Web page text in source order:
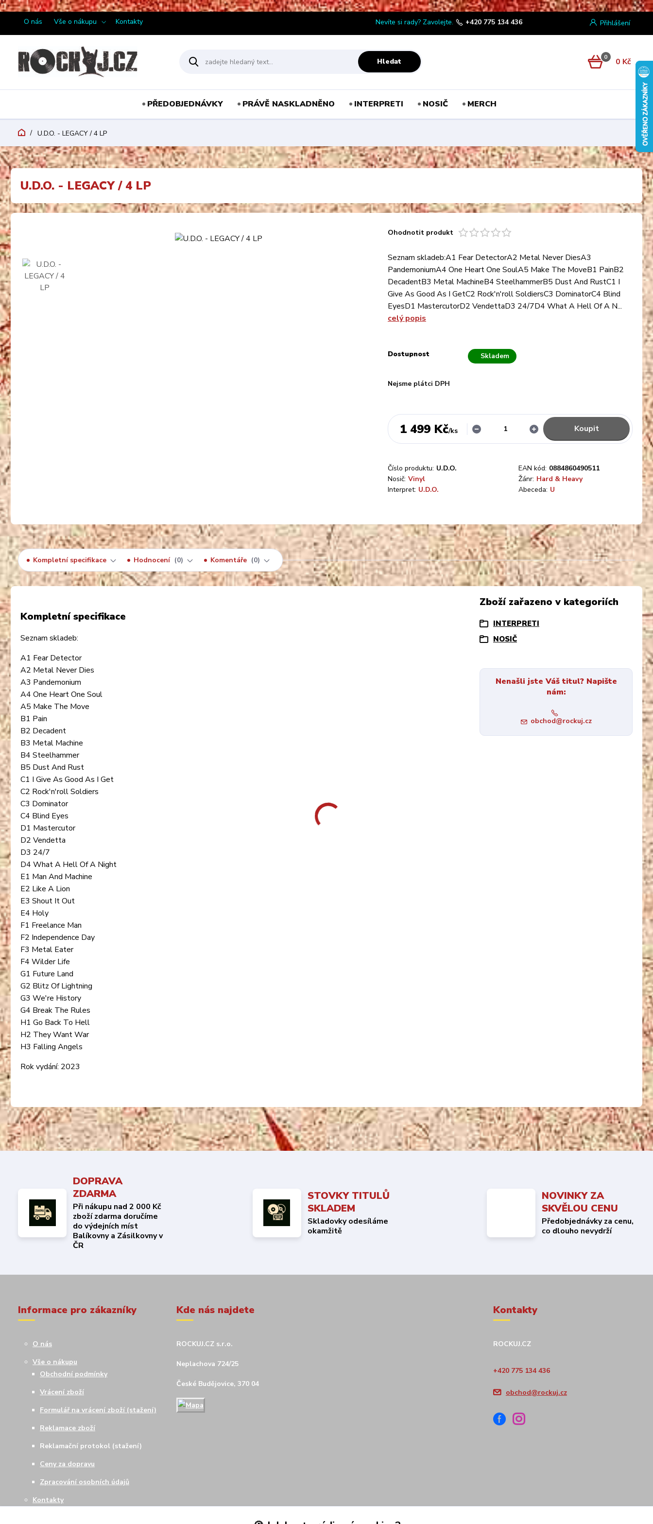
¨
O nás Vše o nákupu Kontakty Přihlášení
Hledat
Nevíte si rady? Zavolejte. +420 775 134 436
0 0 Kč
PŘEDOBJEDNÁVKY PRÁVĚ NASKLADNĚNO INTERPRETI NOSIČ MERCH
U.D.O. - LEGACY / 4 LP
U.D.O. - LEGACY / 4 LP
Ohodnotit produkt
Seznam skladeb:A1 Fear DetectorA2 Metal Never DiesA3
PandemoniumA4 One Heart One SoulA5 Make The MoveB1 PainB2
DecadentB3 Metal MachineB4 SteelhammerB5 Dust And RustC1 I
Give As Good As I GetC2 Rock'n'roll SoldiersC3 DominatorC4 Blind
EyesD1 MastercutorD2 VendettaD3 24/7D4 What A Hell Of A N...
celý popis
Dostupnost Skladem
Nejsme plátci DPH
1 499 Kč/ks Koupit
Číslo produktu: U.D.O. EAN kód: 0884860490511
Nosič: Vinyl Žánr: Hard & Heavy
Interpret: U.D.O. Abeceda: U
Kompletní specifikace Hodnocení 0 Komentáře 0
Kompletní specifikace
Seznam skladeb:
A1 Fear Detector
A2 Metal Never Dies
A3 Pandemonium
A4 One Heart One Soul
A5 Make The Move
B1 Pain
B2 Decadent
B3 Metal Machine
B4 Steelhammer
B5 Dust And Rust
C1 I Give As Good As I Get
C2 Rock'n'roll Soldiers
C3 Dominator
C4 Blind Eyes
D1 Mastercutor
D2 Vendetta
D3 24/7
D4 What A Hell Of A Night
E1 Man And Machine
E2 Like A Lion
E3 Shout It Out
E4 Holy
F1 Freelance Man
F2 Independence Day
F3 Metal Eater
F4 Wilder Life
G1 Future Land
G2 Blitz Of Lightning
G3 We're History
G4 Break The Rules
H1 Go Back To Hell
H2 They Want War
H3 Falling Angels
Rok vydání: 2023
Zboží zařazeno v kategoriích
INTERPRETI
NOSIČ
Nenašli jste Váš titul? Napište
nám:
obchod@rockuj.cz
DOPRAVA
ZDARMA
Při nákupu nad 2 000 Kč
zboží zdarma doručíme
do výdejních míst
Balíkovny a Zásilkovny v
ČR
STOVKY TITULŮ
SKLADEM
Skladovky odesíláme
okamžitě
NOVINKY ZA
SKVĚLOU CENU
Předobjednávky za cenu,
co dlouho nevydrží
Informace pro zákazníky
O nás
Vše o nákupu
Obchodní podmínky
Vrácení zboží
Formulář na vrácení zboží (stažení)
Reklamace zboží
Reklamační protokol (stažení)
Ceny za dopravu
Zpracování osobních údajů
Kontakty
Kde nás najdete
ROCKUJ.CZ s.r.o.
Neplachova 724/25
České Budějovice, 370 04
Kontakty
ROCKUJ.CZ
+420 775 134 436
obchod@rockuj.cz